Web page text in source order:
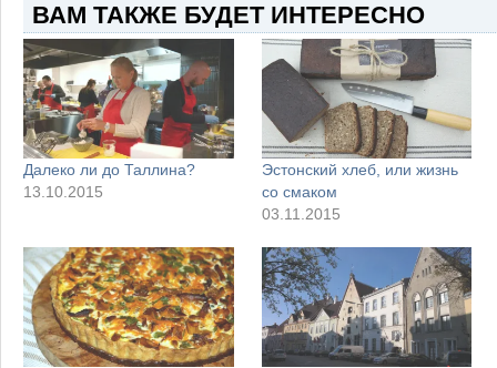
ВАМ ТАКЖЕ БУДЕТ ИНТЕРЕСНО
Далеко ли до Таллина?
13.10.2015
Эстонский хлеб, или жизнь
со смаком
03.11.2015